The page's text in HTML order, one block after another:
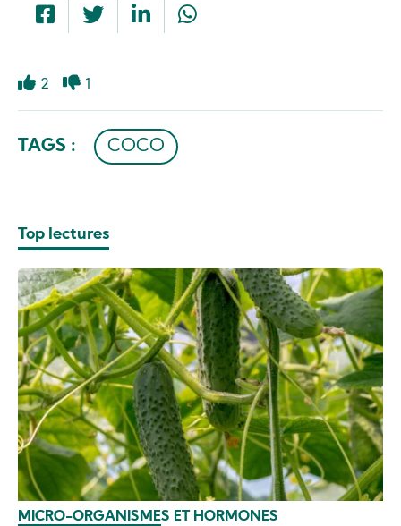
2 1
TAGS : COCO
Top lectures
MICRO-ORGANISMES ET HORMONES